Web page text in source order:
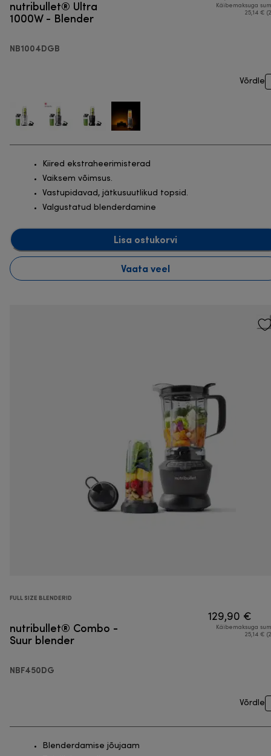
nutribullet® Ultra
1000W - Blender
NB1004DGB
Käibemaksuga
25,14 €
Võrdle
Kiired ekstraheerimisterad
Vaiksem võimsus.
Vastupidavad, jätkusuutlikud topsid.
Valgustatud blenderdamine
Lisa ostukorvi
Vaata veel
FULL SIZE BLENDERID
nutribullet® Combo -
Suur blender
NBF450DG
129,90 €
Käibemaksuga
25,14 €
Võrdle
Blenderdamise jõujaam